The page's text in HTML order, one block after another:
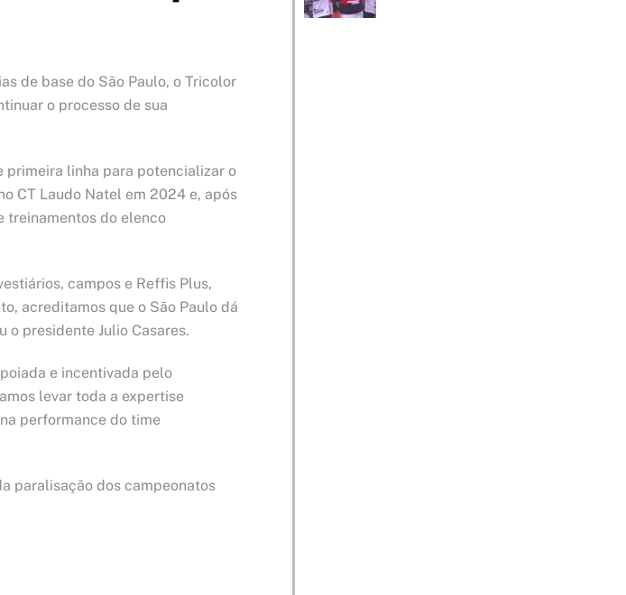
de base do São Paulo, o Tricolor
o processo de sua
primeira linha para potencializar o
CT Laudo Natel em 2024 e, após
treinamentos do elenco
campos e Reffis Plus,
acreditamos que o São Paulo dá
o presidente Julio Casares.
e incentivada pelo
levar toda a expertise
performance do time
paralisação dos campeonatos